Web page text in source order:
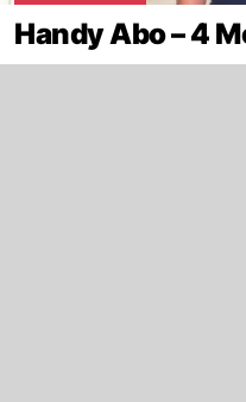
Handy Abo – 4